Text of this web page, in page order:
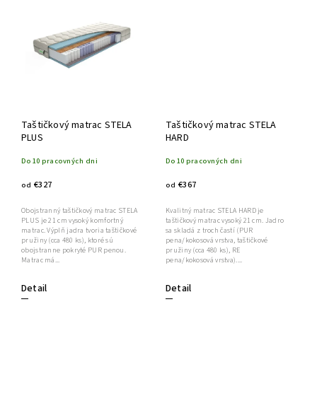
Taštičkový matrac STELA
PLUS
Do 10 pracovných dni
od €327
Detail
Obojstranný taštičkový matrac STELA
PLUS je 21 cm vysoký komfortný
matrac. Výplň jadra tvoria taštičkové
pružiny (cca 480 ks), ktoré sú
obojstranne pokryté PUR penou.
Matrac má...
Taštičkový matrac STELA
HARD
Do 10 pracovných dni
od €367
Detail
Kvalitný matrac STELA HARD je
taštičkový matrac vysoký 21 cm. Jadro
sa skladá z troch častí (PUR
pena/kokosová vrstva, taštičkové
pružiny (cca 480 ks), RE
pena/kokosová vrstva)....